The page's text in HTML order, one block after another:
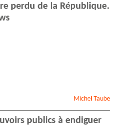
perdu de la République.
Michel Taube
publics à endiguer